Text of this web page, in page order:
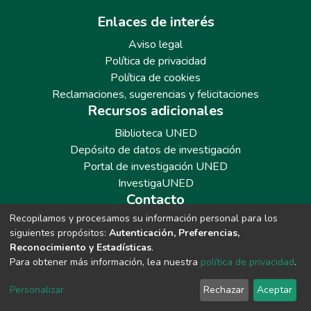
Enlaces de interés
Aviso legal
Política de privacidad
Política de cookies
Reclamaciones, sugerencias y felicitaciones
Recursos adicionales
Biblioteca UNED
Depósito de datos de investigación
Portal de investigación UNED
InvestigaUNED
Contacto
Teléfono: 913986562 / 6643 / 6633 / 8766
Correo: repositoriobiblioteca@adm.uned.es
Recopilamos y procesamos su información personal para los
siguientes propósitos: Autenticación, Preferencias,
Reconocimiento y Estadísticas.
Para obtener más información, lea nuestra política de privacidad.
Personalizar Rechazar Aceptar